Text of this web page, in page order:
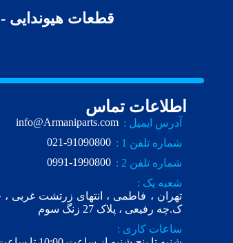
قطعات هیوندایی -
اطلاعات تماس
آدرس ایمیل : info@Armaniparts.com
شماره تلفن 1 :
021-91090800
شماره تلفن 2 :
0991-1990800
شعبه یک :
تهران ، فاطمی ، انتهای زرتشت غربی ،
ک.چه رفیعی ، پلاک 27 زنگ سوم
ساعات کاری :